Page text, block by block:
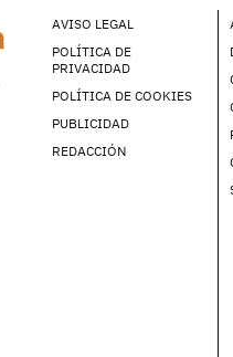
AVISO LEGAL
POLÍTICA DE
PRIVACIDAD
POLÍTICA DE COOKIES
PUBLICIDAD
REDACCIÓN